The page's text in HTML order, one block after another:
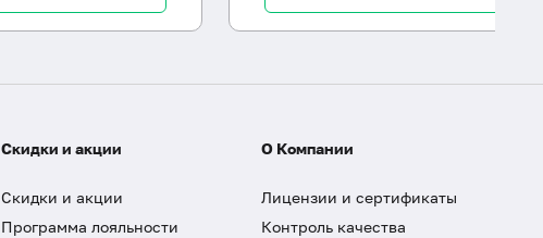
Скидки и акции
Скидки и акции
Программа лояльности
О Компании
Лицензии и сертификаты
Контроль качества